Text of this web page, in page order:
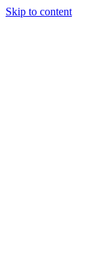
Skip to content